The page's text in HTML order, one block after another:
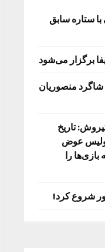
ستاره سابق
برگزار می‌شود
منصوریان
تاریخ
عوض
را
شروع کرد!